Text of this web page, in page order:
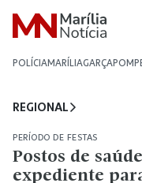
POLÍCIAMARÍLIAGARÇA
REGIONAL
PERÍODO DE FESTAS
Postos de
expediente